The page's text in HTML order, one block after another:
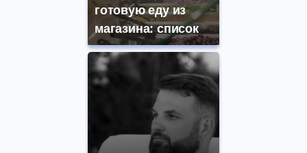
готовую еду из
магазина: список